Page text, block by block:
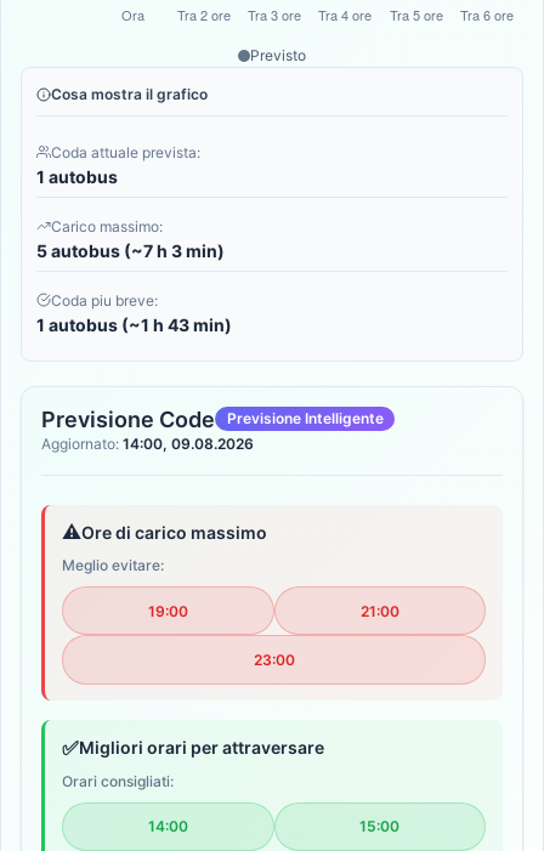
Previsto
Cosa mostra il grafico
Coda attuale prevista:
1 autobus
Carico massimo:
5 autobus (~7 h 3 min)
Coda piu breve:
1 autobus (~1 h 43 min)
Previsione Code
Previsione Intelligente
Aggiornato: 14:00, 09.08.2026
⚠️Ore di carico massimo
Meglio evitare:
19:00 21:00
23:00
✅Migliori orari per attraversare
Orari consigliati:
14:00 15:00